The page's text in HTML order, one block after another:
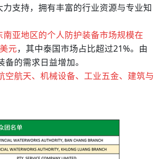
支持，拥有丰富的行业资源与专业知
南亚地区的个人防护装备市场规模在
元，其中泰国市场占比超过21%。由
的需求日益增加。
空航天、机械设备、工业五金、建筑与